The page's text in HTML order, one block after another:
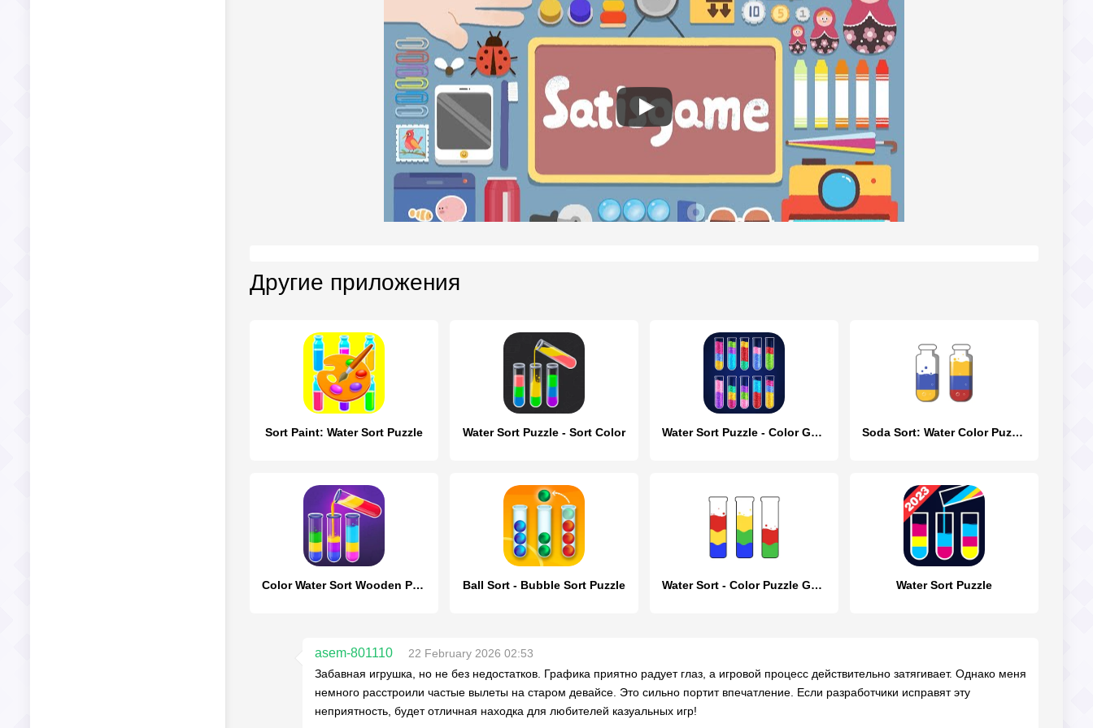
Другие приложения
Sort Paint: Water Sort Puzzle Water Sort Puzzle - Sort Color Water Sort Puzzle - Color Game Soda Sort: Water Color Puzzle
Color Water Sort Wooden Puzzle Ball Sort - Bubble Sort Puzzle Water Sort - Color Puzzle Game Water Sort Puzzle
asem-801110
22 February 2026 02:53
Забавная игрушка, но не без недостатков. Графика приятно радует глаз, а игровой процесс действительно затягивает. Однако меня
немного расстроили частые вылеты на старом девайсе. Это сильно портит впечатление. Если разработчики исправят эту
неприятность, будет отличная находка для любителей казуальных игр!